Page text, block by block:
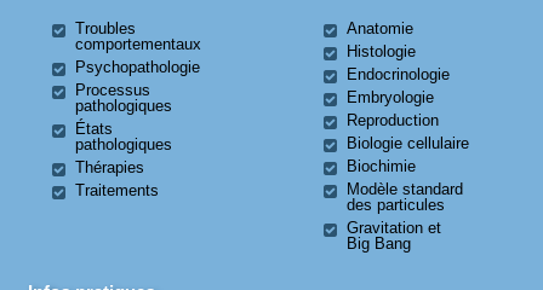
Troubles
comportementaux
Psychopathologie
Processus
pathologiques
États
pathologiques
Thérapies
Traitements
Anatomie
Histologie
Endocrinologie
Embryologie
Reproduction
Biologie cellulaire
Biochimie
Modèle standard
des particules
Gravitation et
Big Bang